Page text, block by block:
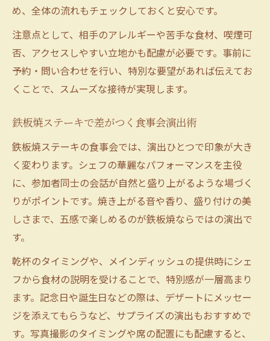
め、全体の流れもチェックしておくと安心です。
注意点として、相手のアレルギーや苦手な食材、喫煙可
否、アクセスしやすい立地かも配慮が必要です。事前に
予約・問い合わせを行い、特別な要望があれば伝えてお
くことで、スムーズな接待が実現します。
鉄板焼ステーキで差がつく食事会演出術
鉄板焼ステーキの食事会では、演出ひとつで印象が大き
く変わります。シェフの華麗なパフォーマンスを主役
に、参加者同士の会話が自然と盛り上がるような場づく
りがポイントです。焼き上がる音や香り、盛り付けの美
しさまで、五感で楽しめるのが鉄板焼ならではの演出で
す。
乾杯のタイミングや、メインディッシュの提供時にシェ
フから食材の説明を受けることで、特別感が一層高まり
ます。記念日や誕生日などの際は、デザートにメッセー
ジを添えてもらうなど、サプライズの演出もおすすめで
す。写真撮影のタイミングや席の配置にも配慮すると、